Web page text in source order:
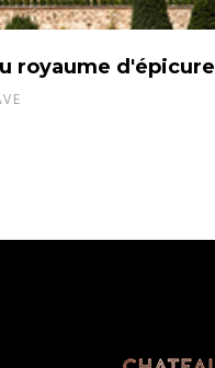
royaume d'épicure